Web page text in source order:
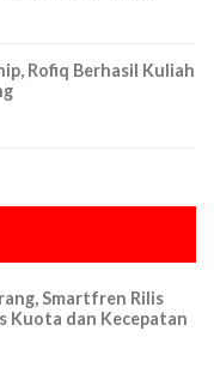
Rofiq Berhasil Kuliah
Smartfren Rilis
Kuota dan Kecepatan